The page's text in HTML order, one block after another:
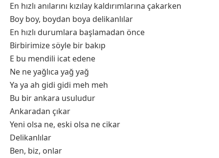
En hızlı anılarını kızılay kaldırımlarına çakarken
Boy boy, boydan boya delikanlılar
En hızlı durumlara başlamadan önce
Birbirimize söyle bir bakıp
E bu mendili icat edene
Ne ne yağlıca yağ yağ
Ya ya ah gidi gidi meh meh
Bu bir ankara usuludur
Ankaradan çıkar
Yeni olsa ne, eski olsa ne cikar
Delikanlılar
Ben, biz, onlar